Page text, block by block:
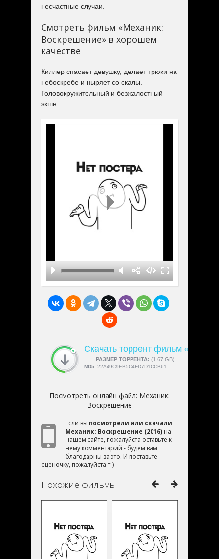
несчастные случаи.
Смотреть фильм «Механик:
Воскрешение» в хорошем
качестве
Киллер спасает девушку, делает трюки на
небоскребе и ныряет со скалы.
Головокружительный и безжалостный
экшн
Скачать торрент фильм
РАЗМЕР ТОРРЕНТА: (1.67 GB)
СКАЧАЛИ:4189
MD5: 22A49C9EB5C4FD7D1CCB61B1503CF770
Посмотреть онлайн файл: Механик:
Воскрешение
Если вы посмотрели или скачали
Механик: Воскрешение (2016) на
нашем сайте, пожалуйста оставьте к
нему комментарий - будем вам
благодарны за это. И поставьте
оценочку, пожалуйста = )
Похожие фильмы: